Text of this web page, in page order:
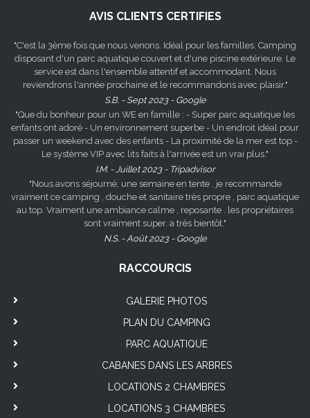
AVIS CLIENTS CERTIFIES
"C'est la 3ème fois que nous venons. Idéal pour les familles. Camping
disposant d'un parc aquatique couvert et d'une piscine extérieure. Le
service est dans l'ensemble attentif et accommodant. Nous
reviendrons l'année prochaine et le recommandons avec plaisir."
S.B. - Sept 2023 - Google
"Que du bonheur pour un WE en famille : - Super parc aquatique les
enfants ont adoré - Un environnement superbe - Un endroit idéal pour
passer un weekend avec des enfants - La proximité de la mer est top -
Le système VIP avec lits faits à l'arrivée est un vrai plus."
I.M. - Juillet 2023 - Tripadvisor
"Nous avons séjourné, une semaine en tente , je recommande
vraiment ce camping , douche et sanitaire très propre , parc aquatique
au top. Vraiment une ambiance calme , reposante . les propriétaires
sont vraiment super. a très bientôt."
N.S. - Août 2023 - Google
RACCOURCIS
GALERIE PHOTOS
PLAN DU CAMPING
PARC AQUATIQUE
CABANES DANS LES ARBRES
LOCATIONS 2 CHAMBRES
LOCATIONS 3 CHAMBRES